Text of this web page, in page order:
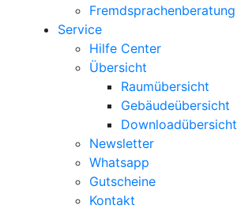
Fremdsprachenberatung
Service
Hilfe Center
Übersicht
Raumübersicht
Gebäudeübersicht
Downloadübersicht
Newsletter
Whatsapp
Gutscheine
Kontakt